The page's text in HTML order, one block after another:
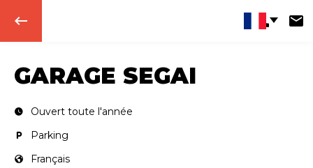
keyboard_backspace
GARAGE SEGAI
Ouvert toute l'année
Parking
Français